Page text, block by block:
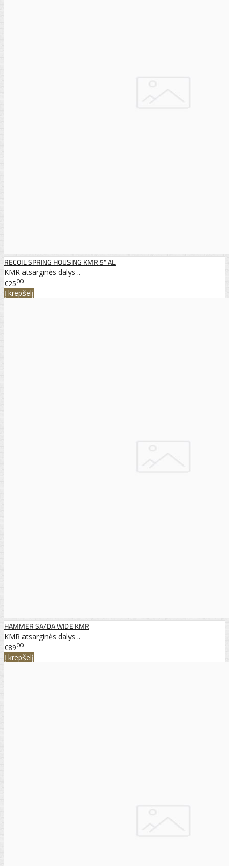
RECOIL SPRING HOUSING KMR 5" AL
KMR atsarginės dalys ..
€2500
Į krepšelį
HAMMER SA/DA WIDE KMR
KMR atsarginės dalys ..
€8900
Į krepšelį